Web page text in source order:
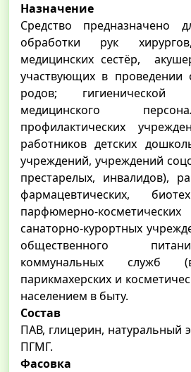
Назначение
Средство предназначено
обработки рук
медицинских сестёр,
участвующих в проведении
родов; гигиенической
медицинского
профилактических
работников детских
учреждений, учреждений
престарелых, инвалидов),
фармацевтических,
парфюмерно-
санаторно-курортных
общественного
коммунальных
парикмахерских и
населением в быту.
Состав
ПАВ, глицерин, натуральный
ПГМГ.
Фасовка